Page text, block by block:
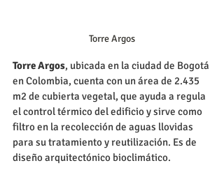
Torre Argos
Torre Argos, ubicada en la ciudad de Bogotá
en Colombia, cuenta con un área de 2.435
m2 de cubierta vegetal, que ayuda a regula
el control térmico del edificio y sirve como
filtro en la recolección de aguas llovidas
para su tratamiento y reutilización. Es de
diseño arquitectónico bioclimático.